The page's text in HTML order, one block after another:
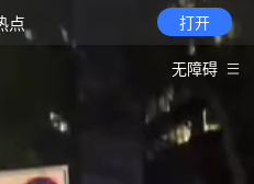
点 打开
无障碍